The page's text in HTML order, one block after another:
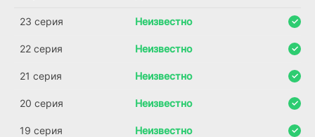
23 серия Неизвестно
22 серия Неизвестно
21 серия Неизвестно
20 серия Неизвестно
19 серия Неизвестно